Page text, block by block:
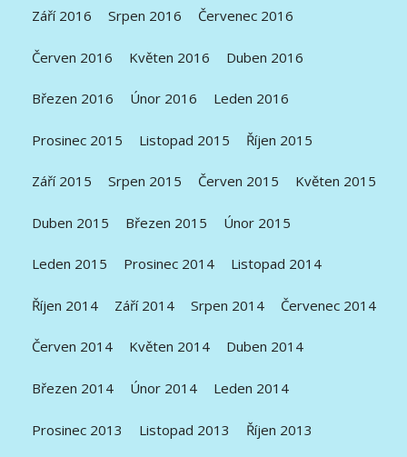
Září 2016 Srpen 2016 Červenec 2016
Červen 2016 Květen 2016 Duben 2016
Březen 2016 Únor 2016 Leden 2016
Prosinec 2015 Listopad 2015 Říjen 2015
Září 2015 Srpen 2015 Červen 2015 Květen 2015
Duben 2015 Březen 2015 Únor 2015
Leden 2015 Prosinec 2014 Listopad 2014
Říjen 2014 Září 2014 Srpen 2014 Červenec 2014
Červen 2014 Květen 2014 Duben 2014
Březen 2014 Únor 2014 Leden 2014
Prosinec 2013 Listopad 2013 Říjen 2013